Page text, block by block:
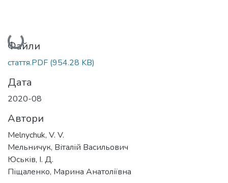
Вантажиться...
Файли
стаття.PDF (954.28 KB)
Дата
2020-08
Автори
Melnychuk, V. V.
Мельничук, Віталій Васильович
Юськів, І. Д.
Піщаленко, Марина Анатоліївна